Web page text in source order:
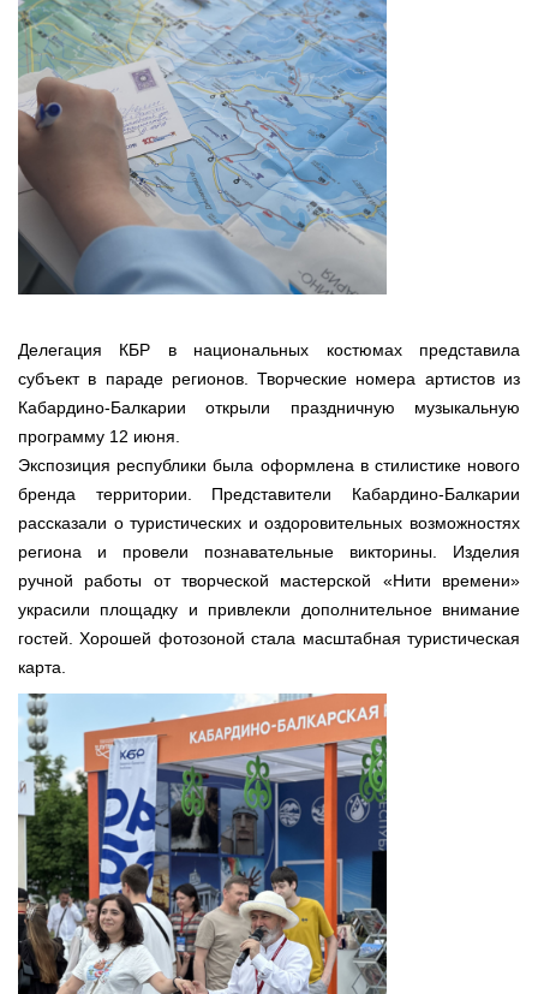
Делегация КБР в национальных костюмах представила
субъект в параде регионов. Творческие номера артистов из
Кабардино-Балкарии открыли праздничную музыкальную
программу 12 июня.
Экспозиция республики была оформлена в стилистике нового
бренда территории. Представители Кабардино-Балкарии
рассказали о туристических и оздоровительных возможностях
региона и провели познавательные викторины. Изделия
ручной работы от творческой мастерской «Нити времени»
украсили площадку и привлекли дополнительное внимание
гостей. Хорошей фотозоной стала масштабная туристическая
карта.